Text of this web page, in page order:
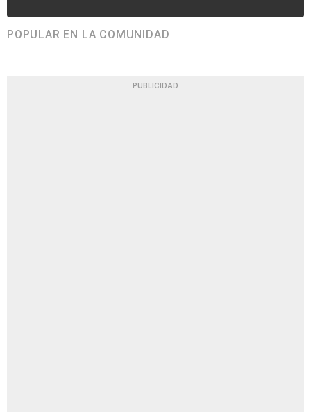
POPULAR EN LA COMUNIDAD
PUBLICIDAD